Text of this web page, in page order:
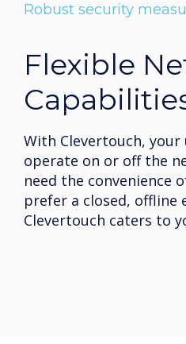
Robust security
Flexible
With Clevertouch, your
operate on or off the
need the convenience
prefer a closed, offline
Clevertouch caters to